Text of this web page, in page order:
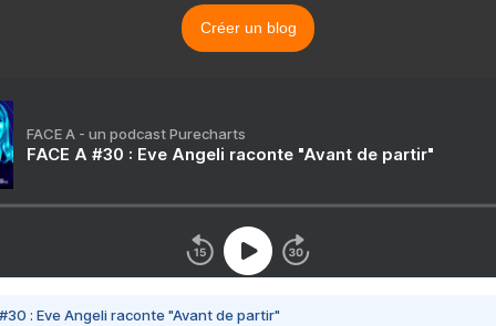
Créer un blog
FACE A - un podcast Purecharts
FACE A #30 : Eve Angeli raconte "Avant de partir"
#30 : Eve Angeli raconte "Avant de partir"